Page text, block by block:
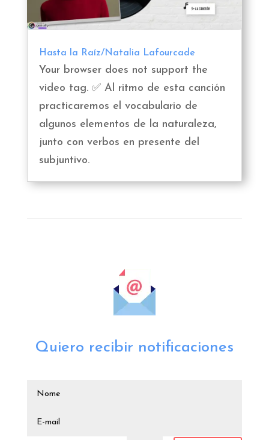
Hasta la Raíz/Natalia Lafourcade
Your browser does not support the
video tag. ✅ Al ritmo de esta canción
practicaremos el vocabulario de
algunos elementos de la naturaleza,
junto con verbos en presente del
subjuntivo.
Quiero recibir notificaciones